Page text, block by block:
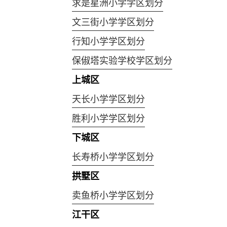
求是星洲小学学区划分
文三街小学学区划分
行知小学学区划分
保俶塔实验学校学区划分
上城区
天长小学学区划分
胜利小学学区划分
下城区
长寿桥小学学区划分
拱墅区
卖鱼桥小学学区划分
江干区